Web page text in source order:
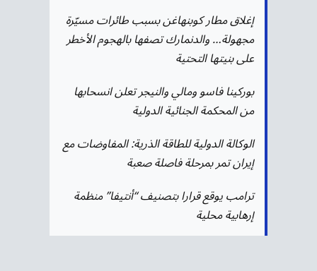
إغلاق مطار كوبنهاغن بسبب طائرات مسيّرة
مجهولة… والدنمارك تصفها بالهجوم الأخطر
على بنيتها التحتية
بوركينا فاسو ومالي والنيجر تعلن انسحابها
من المحكمة الجنائية الدولية
الوكالة الدولية للطاقة الذرية: المفاوضات مع
إيران تمر بمرحلة فاصلة صعبة
ترامب يوقع قرارا بتصنيف “أنتيفا” منظمة
إرهابية محلية